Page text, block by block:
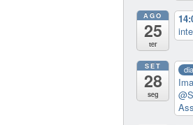
AGO
25
ter
SET
28
seg